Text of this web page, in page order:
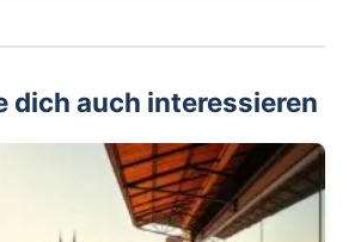
dich auch interessieren